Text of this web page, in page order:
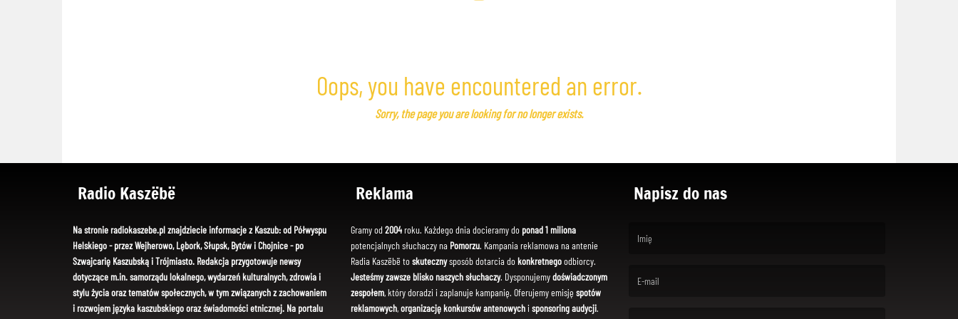
Oops, you have encountered an error.
Sorry, the page you are looking for no longer exists.
Radio Kaszëbë
Na stronie radiokaszebe.pl znajdziecie informacje z Kaszub: od Półwyspu
Helskiego - przez Wejherowo, Lębork, Słupsk, Bytów i Chojnice - po
Szwajcarię Kaszubską i Trójmiasto. Redakcja przygotowuje newsy
dotyczące m.in. samorządu lokalnego, wydarzeń kulturalnych, zdrowia i
stylu życia oraz tematów społecznych, w tym związanych z zachowaniem
i rozwojem języka kaszubskiego oraz świadomości etnicznej. Na portalu
Reklama
Gramy od 2004roku. Każdego dnia docieramy do ponad 1 miliona
potencjalnych słuchaczy na Pomorzu. Kampania reklamowa na antenie
Radia Kaszëbë toskutecznysposób dotarcia dokonkretnegoodbiorcy.
Jesteśmy zawsze blisko naszych słuchaczy. Dysponujemydoświadczonym
zespołem, który doradzi i zaplanuje kampanię. Oferujemy emisję spotów
reklamowych,organizację konkursów antenowychi sponsoring audycji.
Napisz do nas